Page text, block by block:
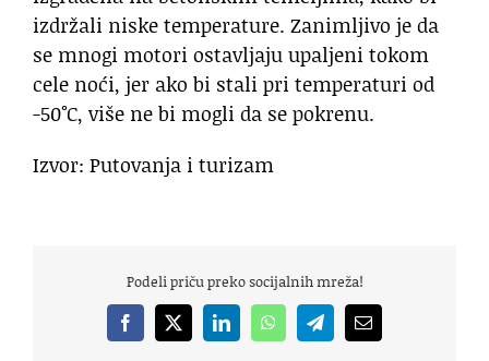
izdržali niske temperature. Zanimljivo je da
se mnogi motori ostavljaju upaljeni tokom
cele noći, jer ako bi stali pri temperaturi od
-50°C, više ne bi mogli da se pokrenu.
Izvor: Putovanja i turizam
Podeli priču preko socijalnih mreža!
Facebook
X LinkedInWhatsAppTelegramEmail